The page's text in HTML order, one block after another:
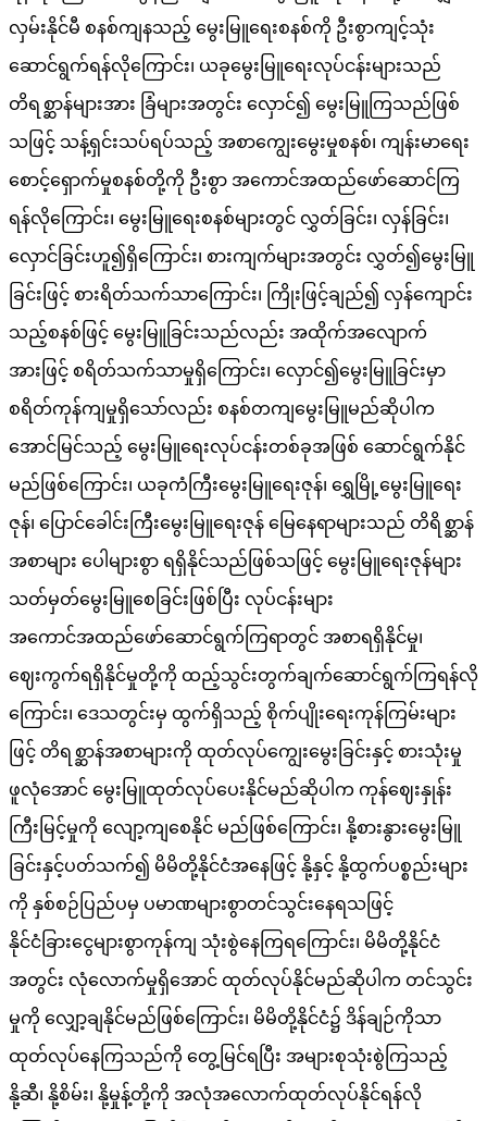
လှမ်းနိုင်မီ စနစ်ကျနသည့် မွေးမြူရေးစနစ်ကို ဦးစွာကျင့်သုံး
ဆောင်ရွက်ရန်လိုကြောင်း၊ ယခုမွေးမြူရေးလုပ်ငန်းများသည်
တိရစ္ဆာန်များအား ခြံများအတွင်း လှောင်၍ မွေးမြူကြသည်ဖြစ်
သဖြင့် သန့်ရှင်းသပ်ရပ်သည့် အစာကျွေးမွေးမှုစနစ်၊ ကျန်းမာရေး
စောင့်ရှောက်မှုစနစ်တို့ကို ဦးစွာ အကောင်အထည်ဖော်ဆောင်ကြ
ရန်လိုကြောင်း၊ မွေးမြူရေးစနစ်များတွင် လွှတ်ခြင်း၊ လှန်ခြင်း၊
လှောင်ခြင်းဟူ၍ရှိကြောင်း၊ စားကျက်များအတွင်း လွှတ်၍မွေးမြူ
ခြင်းဖြင့် စားရိတ်သက်သာကြောင်း၊ ကြိုးဖြင့်ချည်၍ လှန်ကျောင်း
သည့်စနစ်ဖြင့် မွေးမြူခြင်းသည်လည်း အထိုက်အလျောက်
အားဖြင့် စရိတ်သက်သာမှုရှိကြောင်း၊ လှောင်၍မွေးမြူခြင်းမှာ
စရိတ်ကုန်ကျမှုရှိသော်လည်း စနစ်တကျမွေးမြူမည်ဆိုပါက
အောင်မြင်သည့် မွေးမြူရေးလုပ်ငန်းတစ်ခုအဖြစ် ဆောင်ရွက်နိုင်
မည်ဖြစ်ကြောင်း၊ ယခုကံကြီးမွေးမြူရေးဇုန်၊ ရွှေမြို့မွေးမြူရေး
ဇုန်၊ ပြောင်ခေါင်းကြီးမွေးမြူရေးဇုန် မြေနေရာများသည် တိရိစ္ဆာန်
အစာများ ပေါများစွာ ရရှိနိုင်သည်ဖြစ်သဖြင့် မွေးမြူရေးဇုန်များ
သတ်မှတ်မွေးမြူစေခြင်းဖြစ်ပြီး လုပ်ငန်းများ
အကောင်အထည်ဖော်ဆောင်ရွက်ကြရာတွင် အစာရရှိနိုင်မှု၊
ဈေးကွက်ရရှိနိုင်မှုတို့ကို ထည့်သွင်းတွက်ချက်ဆောင်ရွက်ကြရန်လို
ကြောင်း၊ ဒေသတွင်းမှ ထွက်ရှိသည့် စိုက်ပျိုးရေးကုန်ကြမ်းများ
ဖြင့် တိရစ္ဆာန်အစာများကို ထုတ်လုပ်ကျွေးမွေးခြင်းနှင့် စားသုံးမှု
ဖူလုံအောင် မွေးမြူထုတ်လုပ်ပေးနိုင်မည်ဆိုပါက ကုန်ဈေးနှုန်း
ကြီးမြင့်မှုကို လျော့ကျစေနိုင် မည်ဖြစ်ကြောင်း၊ နို့စားနွားမွေးမြူ
ခြင်းနှင့်ပတ်သက်၍ မိမိတို့နိုင်ငံအနေဖြင့် နို့နှင့် နို့ထွက်ပစ္စည်းများ
ကို နှစ်စဉ်ပြည်ပမှ ပမာဏများစွာတင်သွင်းနေရသဖြင့်
နိုင်ငံခြားငွေများစွာကုန်ကျ သုံးစွဲနေကြရကြောင်း၊ မိမိတို့နိုင်ငံ
အတွင်း လုံလောက်မှုရှိအောင် ထုတ်လုပ်နိုင်မည်ဆိုပါက တင်သွင်း
မှုကို လျှော့ချနိုင်မည်ဖြစ်ကြောင်း၊ မိမိတို့နိုင်ငံ၌ ဒိန်ချဉ်ကိုသာ
ထုတ်လုပ်နေကြသည်ကို တွေ့မြင်ရပြီး အများစုသုံးစွဲကြသည့်
နို့ဆီ၊ နို့စိမ်း၊ နို့မှုန့်တို့ကို အလုံအလောက်ထုတ်လုပ်နိုင်ရန်လို